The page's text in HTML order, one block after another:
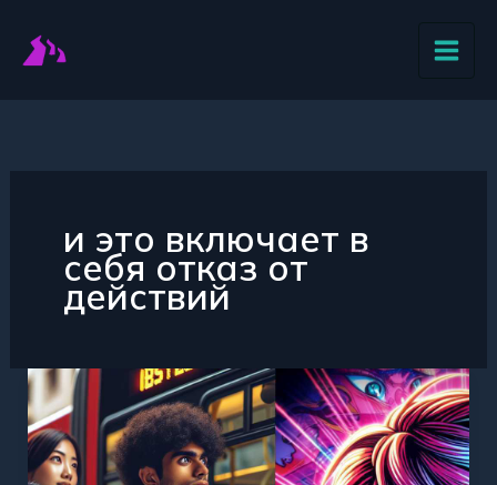
содержимому
и это включает в
себя отказ от
действий
Наркомаркет
Черемхово
Качество
и